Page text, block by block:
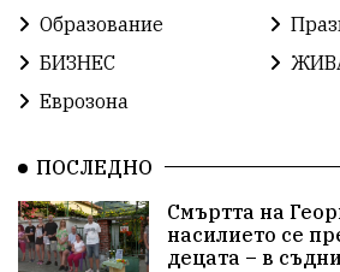
ЦветомирПетков Правосъдие
УрсулаФонДерЛайен
Образование
БИЗНЕС
Еврозона
ПОСЛЕДНО
Смъртта на
насилието се
децата – в